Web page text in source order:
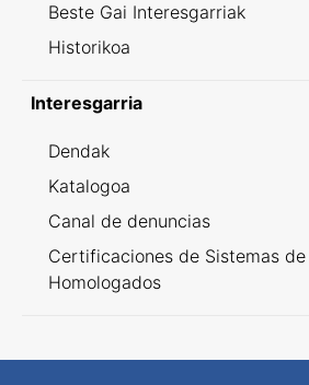
Beste Gai Interesgarriak
Historikoa
Interesgarria
Dendak
Katalogoa
Canal de denuncias
Certificaciones de Sistemas de
Homologados